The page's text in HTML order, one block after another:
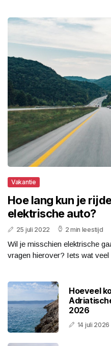
Vakantie
Hoe lang kun je
elektrische auto?
25 juli 2022 2 min leestijd
Wil je misschien elektrische
vragen hierover? Iets wat veel
Hoeveel
2026
14 juli 2026